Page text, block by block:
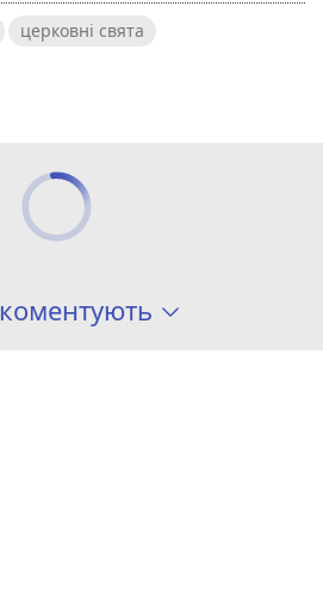
церковні свята
коментують